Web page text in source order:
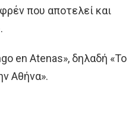
που αποτελεί και
en Atenas», δηλαδή «Το
Αθήνα».